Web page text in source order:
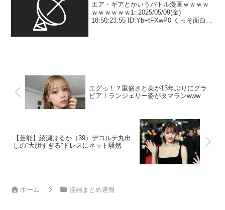
エア・ギアとかいうバトル漫画ｗｗｗｗ
ｗｗｗｗｗｗ1: 2025/05/09(金)
18:50:23.55 ID:Yb+tFXwP0 くっそ面白い
エグっ！？重盛さと美が13年ぶりにグラ
ビア！ランジェリー姿がタマランwww
【芸能】綾瀬はるか（39）デコルテ丸出
しの“大胆すぎる”ドレスにネット騒然
ホーム 漫画まとめ速報